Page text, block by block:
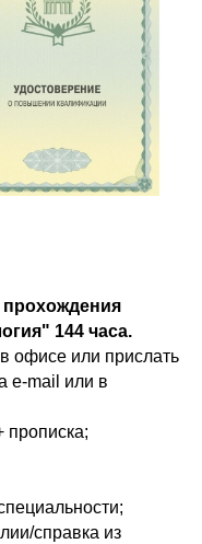
144 часа.
офисе или прислать
e-mail или в
прописка;
справка из